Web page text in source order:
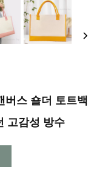
버스 숄더 토트백
고감성 방수